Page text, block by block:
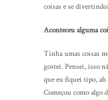
coisas e se
Aconteceu alguma
Tinha umas coisas
gostei. Pensei, isso
que eu fiquei tipo, ah
Começou como algo